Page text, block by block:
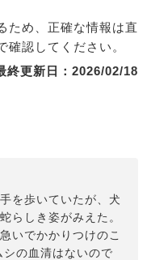
ため、正確な情報は直
認してください。
終更新日：2026/02/18
を歩いていたが、犬
らしき姿がみえた。
いでかかりつけのこ
の血清はないので